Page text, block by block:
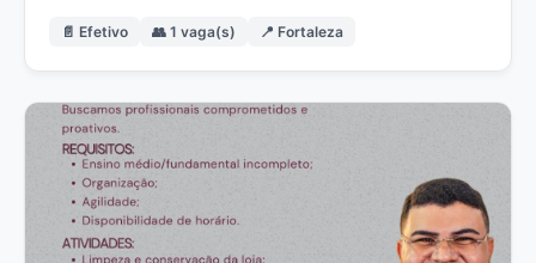
📄 Efetivo 👥 1 vaga(s) 📍 Fortaleza